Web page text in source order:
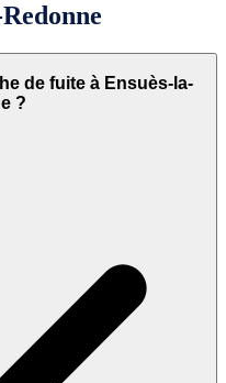
de fuite à Ensuès-la-
?